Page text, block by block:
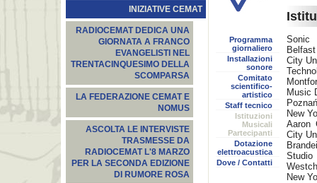
INIZIATIVE CEMAT
RADIOCEMAT DEDICA UNA
GIORNATA A FRANCO
EVANGELISTI NEL
TRENTACINQUESIMO DELLA
SCOMPARSA
LA FEDERAZIONE CEMAT E
NOMUS
ASCOLTA LE INTERVISTE
TRASMESSE DA
RADIOCEMAT L'8 MARZO
PER LA SECONDA EDIZIONE
DI RUMORE ROSA
Programma
giornaliero
Installazioni
sonore
Comitato
scientifico-
artistico
Staff tecnico
Istituzioni
Musicali
Partecipanti
Dotazione
elettroacustica
Dove / Contatti
Sonic
Belfast
City
Music
New
Aaron
City
Studio
New